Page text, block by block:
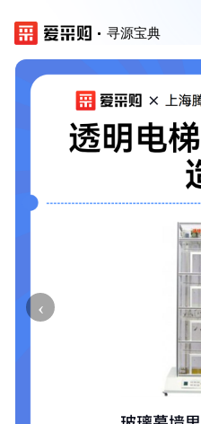
寻源宝典
‹